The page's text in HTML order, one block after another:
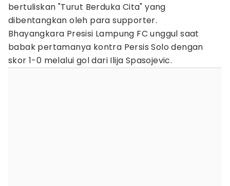
bertuliskan "Turut Berduka Cita" yang
dibentangkan oleh para supporter.
Bhayangkara Presisi Lampung FC unggul saat
babak pertamanya kontra Persis Solo dengan
skor 1-0 melalui gol dari Ilija Spasojevic.